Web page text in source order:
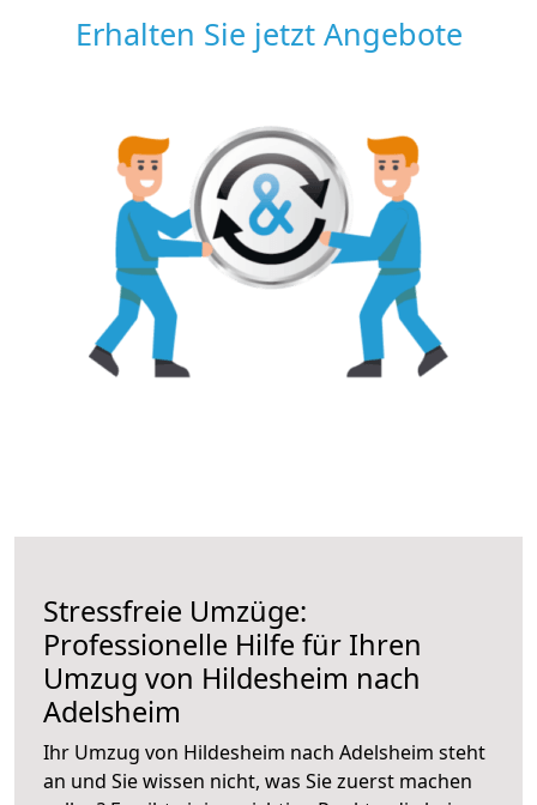
Erhalten Sie jetzt Angebote
Stressfreie Umzüge:
Professionelle Hilfe für Ihren
Umzug von Hildesheim nach
Adelsheim
Ihr Umzug von Hildesheim nach Adelsheim steht
an und Sie wissen nicht, was Sie zuerst machen